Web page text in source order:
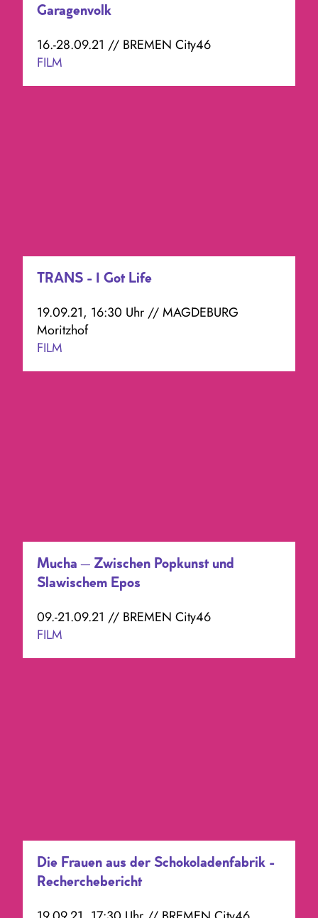
Garagenvolk
16.-28.09.21 // BREMEN City46
FILM
TRANS - I Got Life
19.09.21, 16:30 Uhr // MAGDEBURG
Moritzhof
FILM
Mucha – Zwischen Popkunst und
Slawischem Epos
09.-21.09.21 // BREMEN City46
FILM
Die Frauen aus der Schokoladenfabrik -
Recherchebericht